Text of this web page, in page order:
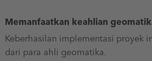
Memanfaatkan keahlian
Keberhasilan implementasi proyek
dari para ahli geomatika.